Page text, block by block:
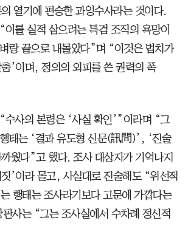
열기에 편승한 과잉수사라는 것이다.
이를 실적 삼으려는 특검 조직의 욕망이
랑 끝으로 내몰았다”며 “이것은 법치가
’이며, 정의의 외피를 쓴 권력의 폭
수사의 본령은 ‘사실 확인’”이라며 “그
태는 ‘결과 유도형 신문(訊問)’, ‘진술
웠다”고 했다. 조사 대상자가 기억나지
’이라 몰고, 사실대로 진술해도 “위선적
행태는 조사라기보다 고문에 가깝다는
사는 “그는 조사실에서 수차례 정신적